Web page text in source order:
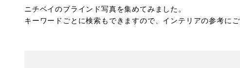
ニチベイのブラインド写真を集めてみました。
キーワードごとに検索もできますので、インテリアの参考にご